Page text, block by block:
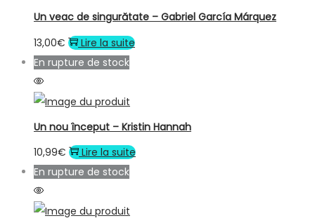
Un veac de singurătate – Gabriel García Márquez
13,00€
Lire la suite
En rupture de stock
Un nou început – Kristin Hannah
10,99€
Lire la suite
En rupture de stock